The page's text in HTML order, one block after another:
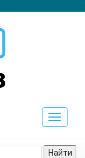
Toggle
Найти